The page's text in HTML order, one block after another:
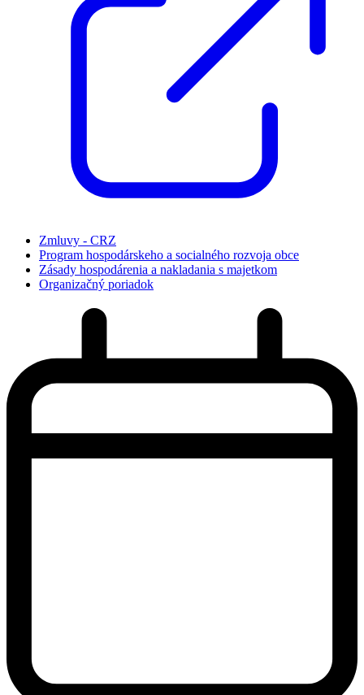
Zmluvy - CRZ
Program hospodárskeho a socialného rozvoja obce
Zásady hospodárenia a nakladania s majetkom
Organizačný poriadok